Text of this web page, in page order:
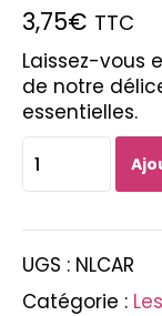
3,75€ TTC
Laissez-vous
de notre
essentielles.
quantité
de
Délice
de
aux
huiles
UGS : NLCAR
Catégorie :